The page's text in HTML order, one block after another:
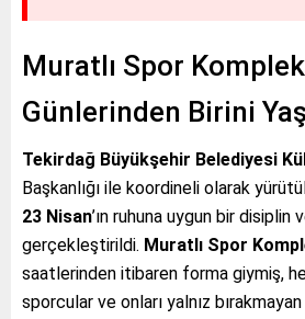
Muratlı Spor
Günlerinden Birini
Tekirdağ Büyükşehir Belediyesi
Başkanlığı ile koordineli olarak
23 Nisan’ın ruhuna uygun bir disiplin
gerçekleştirildi. Muratlı Spor
saatlerinden itibaren forma giymiş,
sporcular ve onları yalnız